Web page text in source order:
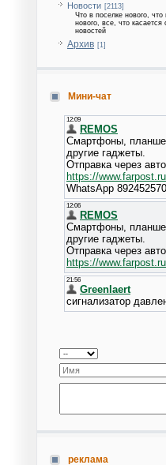
Новости [2113]
Что в поселке нового, что
нового, все, что касается
новостей
Архив [1]
Мини-чат
реклама